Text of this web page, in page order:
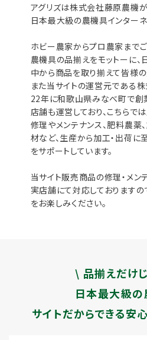
アグリズは株式会社藤原農機
日本最大級の農機具インターネ
ホビー農家からプロ農家まで
農機具の品揃えをモットーに
中から商品を取り揃えて皆様の
また当サイトの運営元である
22年に和歌山県みなべ町で創
店舗も運営しており、こちらで
修理やメンテナンス、肥料農薬
材など、生産から加工・出荷に
をサポートしています。
当サイト販売商品の修理・メン
実店舗にて対応しておりますの
をお楽しみください。
\ 品揃えだけ
日本最大級
サイトだからできる安